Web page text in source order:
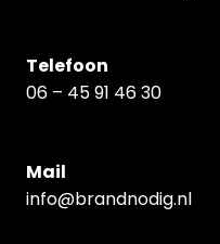
Telefoon
06 – 45 91 46 30
Mail
info@brandnodig.nl